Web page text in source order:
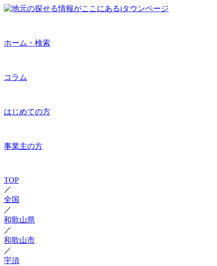
ホーム・検索
コラム
はじめての方
事業主の方
TOP
／
全国
／
和歌山県
／
和歌山市
／
宇須